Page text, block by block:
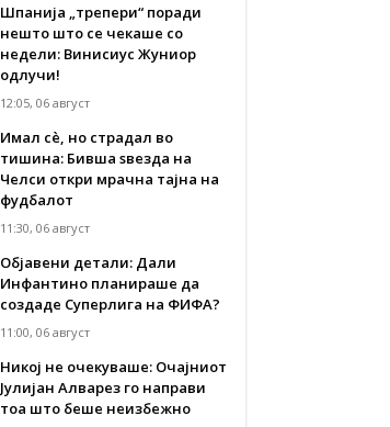
Шпанија „трепери“ поради
нешто што се чекаше со
недели: Винисиус Жуниор
одлучи!
12:05, 06 август
Имал сè, но страдал во
тишина: Бивша ѕвезда на
Челси откри мрачна тајна на
фудбалот
11:30, 06 август
Објавени детали: Дали
Инфантино планираше да
создаде Суперлига на ФИФА?
11:00, 06 август
Никој не очекуваше: Очајниот
Јулијан Алварез го направи
тоа што беше неизбежно